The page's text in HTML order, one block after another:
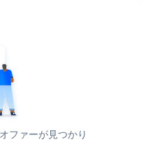
ファーが見つかり